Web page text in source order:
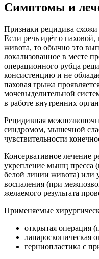
Симптомы и
Признаки рецидива
Если речь идёт о
живота, то обычно это
локализованное в месте
операционного рубца
консистенцию и не
паховая грыжа
мочевыделительной
в работе внутренних
Рецидивная
синдромом, мышечной
чувствительности
Консервативное лечение
укрепление мышц пресса
белой линии живота) или
воспаления (при
желаемого результата
Применяемые
открытая операция
лапароскопическая
герниопластика с